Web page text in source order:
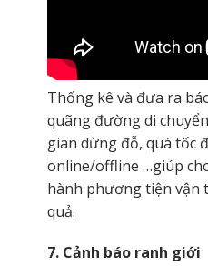
Thống kê và đưa ra
quãng đường di
gian dừng đỗ, quá tốc
online/offline …giúp
hành phương tiện vận
quả.
7. Cảnh báo ranh giới